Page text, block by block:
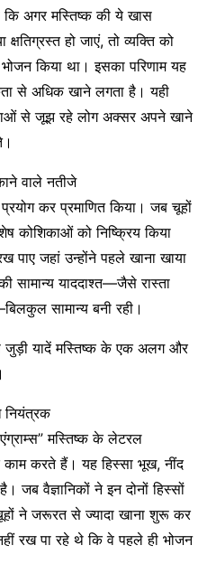
अगर मस्तिष्क की ये खास
हो जाएं, तो व्यक्ति को
किया था। इसका परिणाम यह
से अधिक खाने लगता है। यही
से जूझ रहे लोग अक्सर अपने खाने
वाले नतीजे
कर प्रमाणित किया। जब चूहों
कोशिकाओं को निष्क्रिय किया
पाए जहां उन्होंने पहले खाना खाया
सामान्य याददाश्त—जैसे रास्ता
सामान्य बनी रही।
जुड़ी यादें मस्तिष्क के एक अलग और
नियंत्रक
मस्तिष्क के लेटरल
करते हैं। यह हिस्सा भूख, नींद
जब वैज्ञानिकों ने इन दोनों हिस्सों
ने जरूरत से ज्यादा खाना शुरू कर
रख पा रहे थे कि वे पहले ही भोजन